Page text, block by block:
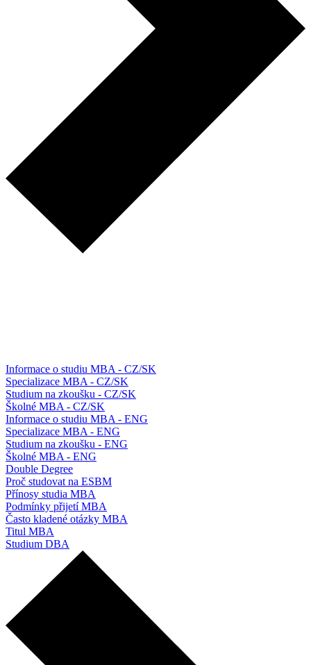
Informace o studiu MBA - CZ/SK
Specializace MBA - CZ/SK
Studium na zkoušku - CZ/SK
Školné MBA - CZ/SK
Informace o studiu MBA - ENG
Specializace MBA - ENG
Studium na zkoušku - ENG
Školné MBA - ENG
Double Degree
Proč studovat na ESBM
Přínosy studia MBA
Podmínky přijetí MBA
Často kladené otázky MBA
Titul MBA
Studium DBA